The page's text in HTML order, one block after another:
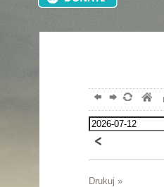
Drukuj »